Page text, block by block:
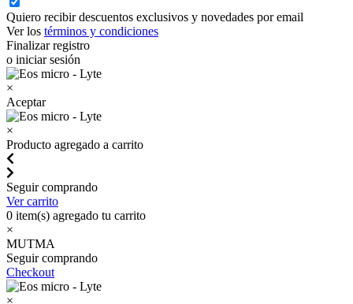
Quiero recibir descuentos exclusivos y novedades por email
Ver los términos y condiciones
Finalizar registro
o iniciar sesión
×
Aceptar
×
Producto agregado a carrito
Seguir comprando
Ver carrito
0 item(s) agregado tu carrito
×
MUTMA
Seguir comprando
Checkout
×